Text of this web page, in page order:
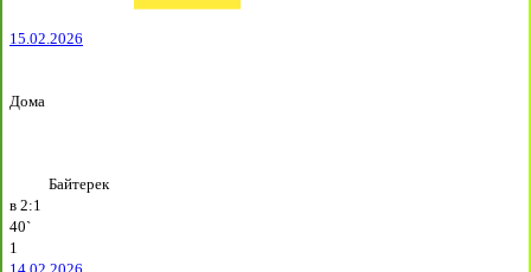
15.02.2026
Дома
Байтерек
в 2:1
40`
1